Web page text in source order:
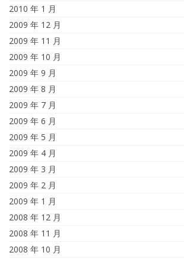
2010 年 1 月
2009 年 12 月
2009 年 11 月
2009 年 10 月
2009 年 9 月
2009 年 8 月
2009 年 7 月
2009 年 6 月
2009 年 5 月
2009 年 4 月
2009 年 3 月
2009 年 2 月
2009 年 1 月
2008 年 12 月
2008 年 11 月
2008 年 10 月